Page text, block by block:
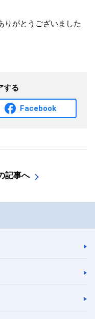
がとうございました
する
Facebook
記事へ